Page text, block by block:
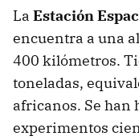
La Estación
encuentra a una
400 kilómetros.
toneladas,
africanos. Se han
experimentos